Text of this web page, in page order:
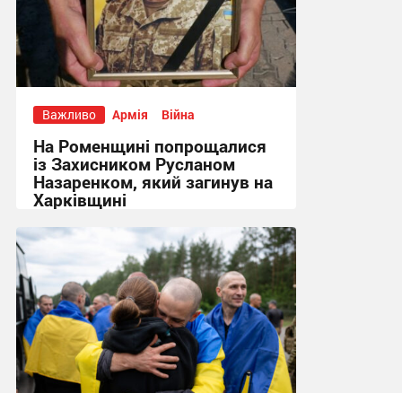
Важливо Армія Війна
На Роменщині попрощалися
із Захисником Русланом
Назаренком, який загинув на
Харківщині